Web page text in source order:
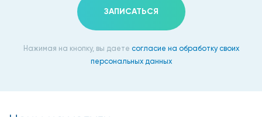
медицинского центра, в который стоит обращаться при
Как проявляется одышка
ЗАПИСАТЬСЯ
Нажимая на кнопку, вы даете согласие на обработку своих
персональных данных